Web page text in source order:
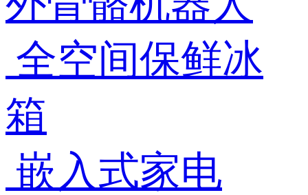
全空间保鲜冰
箱
嵌入式家电